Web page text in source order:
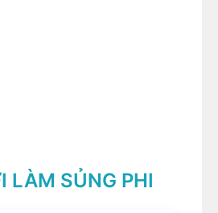
LÀM SỦNG PHI